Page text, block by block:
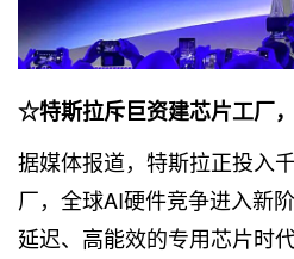
☆特斯拉斥巨资建芯片工厂
据媒体报道，特斯拉正投入
厂，全球AI硬件竞争进入新
延迟、高能效的专用芯片时